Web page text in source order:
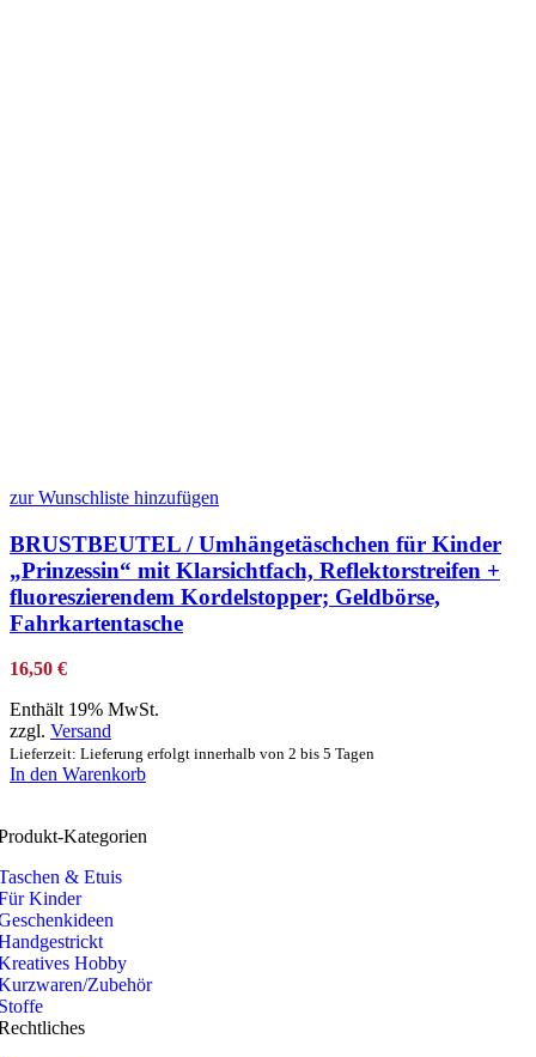
zur Wunschliste hinzufügen
BRUSTBEUTEL / Umhängetäschchen für Kinder
„Prinzessin“ mit Klarsichtfach, Reflektorstreifen +
fluoreszierendem Kordelstopper; Geldbörse,
Fahrkartentasche
16,50 €
Enthält 19% MwSt.
zzgl. Versand
Lieferzeit: Lieferung erfolgt innerhalb von 2 bis 5 Tagen
In den Warenkorb
Kategorien
& Etuis
Kinder
Hobby
Zubehör